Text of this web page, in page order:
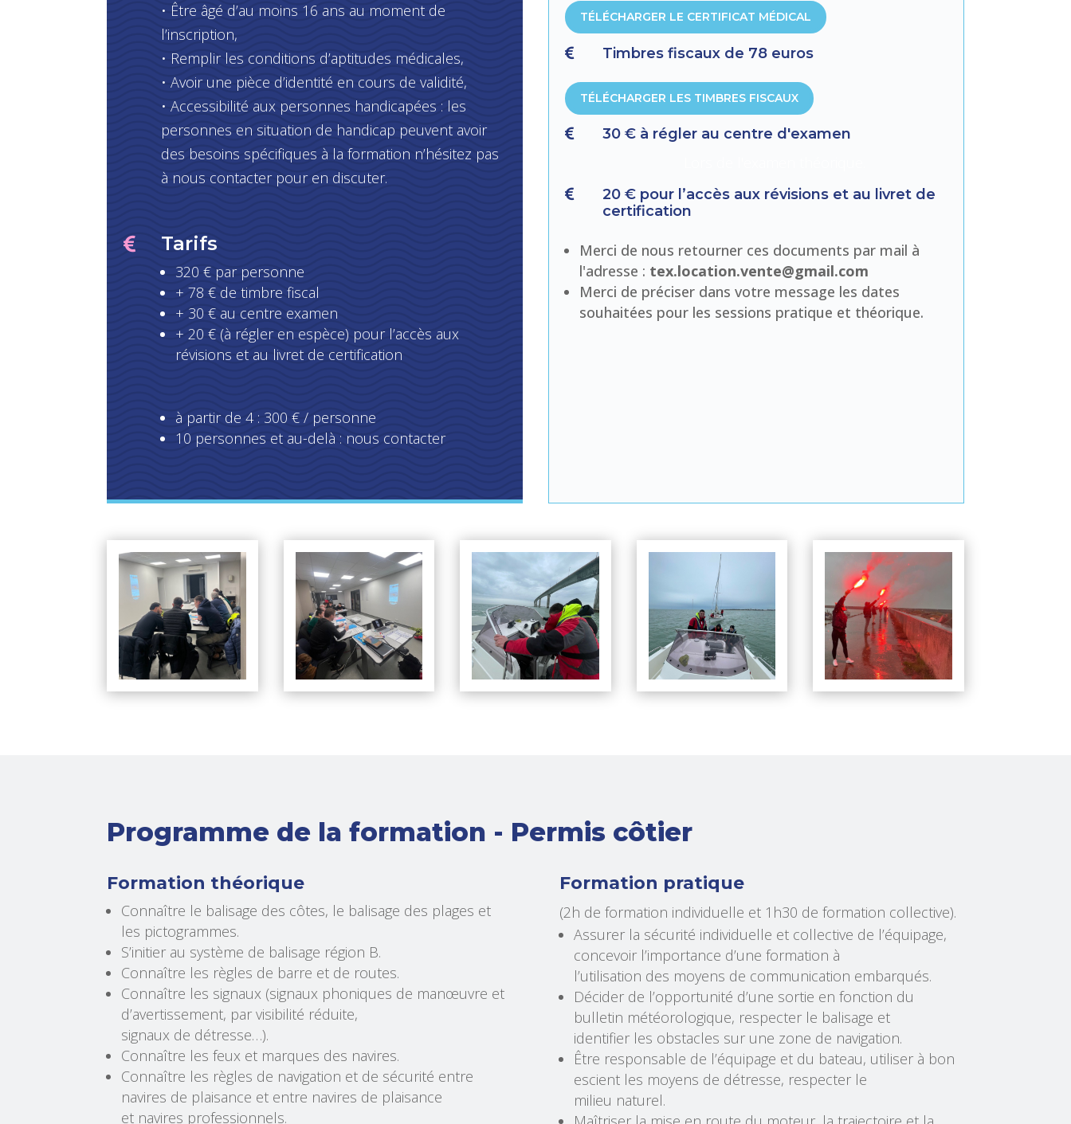
• Être âgé d’au moins 16 ans au moment de
l’inscription,
• Remplir les conditions d’aptitudes médicales,
• Avoir une pièce d’identité en cours de validité,
• Accessibilité aux personnes handicapées : les
personnes en situation de handicap peuvent avoir
des besoins spécifiques à la formation n’hésitez pas
à nous contacter pour en discuter.
 Tarifs
320 € par personne
+ 78 € de timbre fiscal
+ 30 € au centre examen
+ 20 € (à régler en espèce) pour l’accès aux
révisions et au livret de certification
à partir de 4 : 300 € / personne
10 personnes et au-delà : nous contacter
TÉLÉCHARGER LE CERTIFICAT MÉDICAL
 Timbres fiscaux de 78 euros
TÉLÉCHARGER LES TIMBRES FISCAUX
 30 € à régler au centre d'examen

20 € pour l’accès aux révisions et au livret de
certification
Merci de nous retourner ces documents par mail à
l'adresse : tex.location.vente@gmail.com
Merci de préciser dans votre message les dates
souhaitées pour les sessions pratique et théorique.
Programme de la formation - Permis côtier
Formation théorique
Connaître le balisage des côtes, le balisage des plages et
les pictogrammes.
S’initier au système de balisage région B.
Connaître les règles de barre et de routes.
Connaître les signaux (signaux phoniques de manœuvre et
d’avertissement, par visibilité réduite,
signaux de détresse…).
Connaître les feux et marques des navires.
Connaître les règles de navigation et de sécurité entre
navires de plaisance et entre navires de plaisance
et navires professionnels.
Formation pratique
(2h de formation individuelle et 1h30 de formation collective).
Assurer la sécurité individuelle et collective de l’équipage,
concevoir l’importance d’une formation à
l’utilisation des moyens de communication embarqués.
Décider de l’opportunité d’une sortie en fonction du
bulletin météorologique, respecter le balisage et
identifier les obstacles sur une zone de navigation.
Être responsable de l’équipage et du bateau, utiliser à bon
escient les moyens de détresse, respecter le
milieu naturel.